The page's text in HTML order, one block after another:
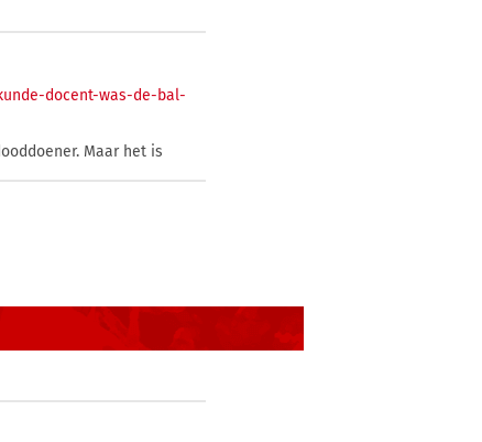
docent-was-de-bal-
Maar het is